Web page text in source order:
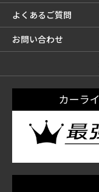
よくあるご質問
お問い合わせ